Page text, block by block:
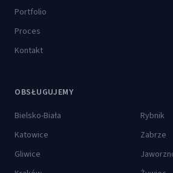
Portfolio
Proces
Kontakt
OBSŁUGUJEMY
Bielsko-Biała
Katowice
Gliwice
Rybnik
Zabrze